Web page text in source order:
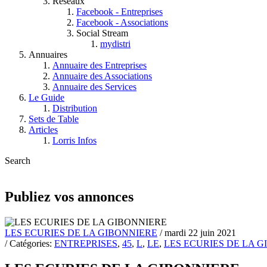
Facebook - Entreprises
Facebook - Associations
Social Stream
mydistri
Annuaires
Annuaire des Entreprises
Annuaire des Associations
Annuaire des Services
Le Guide
Distribution
Sets de Table
Articles
Lorris Infos
Search
Publiez vos annonces
LES ECURIES DE LA GIBONNIERE / mardi 22 juin 2021
/ Catégories: ENTREPRISES, 45, L, LE, LES ECURIES DE LA